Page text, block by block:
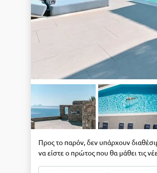
Προς το παρόν, δεν υπάρχουν
να είστε ο πρώτος που θα μάθει τις